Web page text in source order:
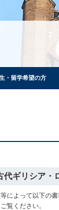
・留学希望の方
代ギリシア・
によって以下の
覧ください。